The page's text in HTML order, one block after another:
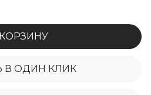
В ОДИН КЛИК